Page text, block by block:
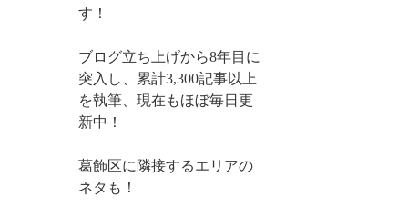
す！
ブログ立ち上げから8年目に
突入し、累計3,300記事以上
を執筆、現在もほぼ毎日更
新中！
葛飾区に隣接するエリアの
ネタも！